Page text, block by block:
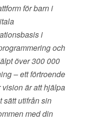
för barn i
i
och
över 300 000
– ett förtroende
vision är att hjälpa
sätt utifrån sin
med din